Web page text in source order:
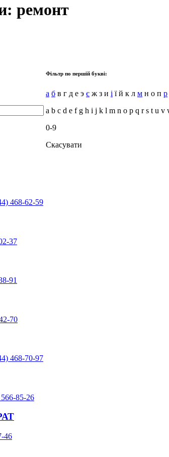
ремонт
Фільтр по першій букві:
а б в г д е э є ж з и і ї й к л м н о п р
a b c d e f g h i j k l m n o p q r s t u v
0-9
Скасувати
468-62-59
37
91
70
468-70-97
85-26
46